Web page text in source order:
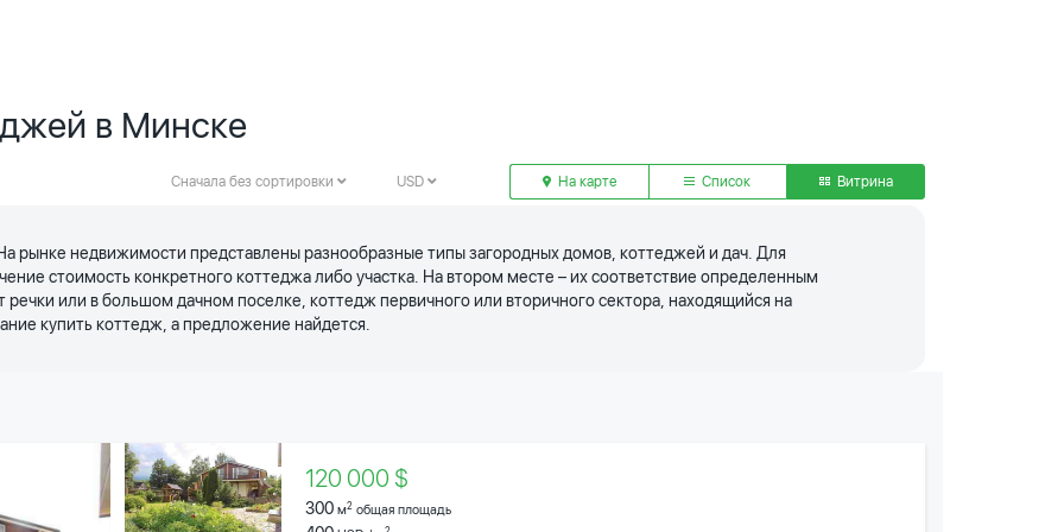
в Минске
Сначала без сортировки USD На карте Список Витрина
рынке недвижимости представлены разнообразные типы загородных домов, коттеджей и дач. Для
стоимость конкретного коттеджа либо участка. На втором месте – их соответствие определенным
или в большом дачном поселке, коттедж первичного или вторичного сектора, находящийся на
купить коттедж, а предложение найдется.
120 000 $
300 м2 общая площадь